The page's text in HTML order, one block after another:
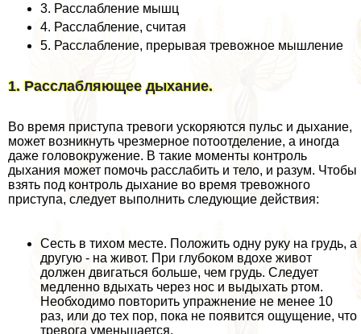
3. Расслабление мышц
4. Расслабление, считая
5. Расслабление, прерывая тревожное мышление
1. Расслабляющее дыхание.
Во время приступа тревоги ускоряются пульс и дыхание,
может возникнуть чрезмерное потоотделение, а иногда
даже головокружение. В такие моменты контроль
дыхания может помочь расслабить и тело, и разум. Чтобы
взять под контроль дыхание во время тревожного
приступа, следует выполнить следующие действия:
Сесть в тихом месте. Положить одну руку на гpyдь, а
другую - на живот. При глубоком вдохе живот
должен двигаться больше, чем гpyдь. Следует
медленно вдыхать через нос и выдыхать ртом.
Необходимо повторить упражнение не менее 10
раз, или до тех пор, пока не появится ощущение, что
тревога уменьшается.